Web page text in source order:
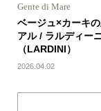
Gente di Mare
ベージュ×カーキ
アル / ラルディー
（LARDINI）
2026.04.02